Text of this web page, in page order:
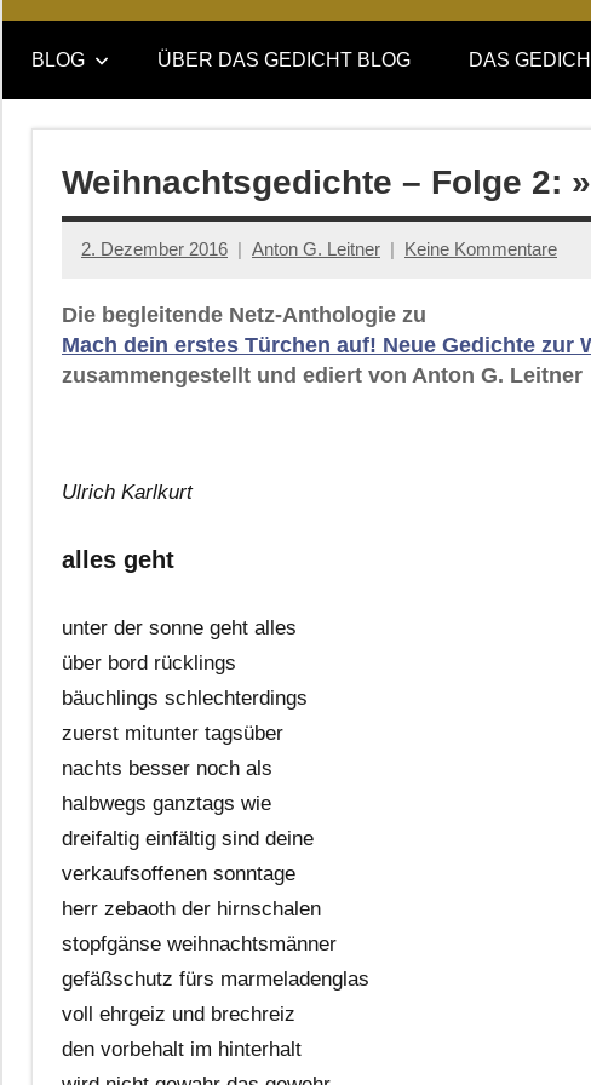
DAS
GEDICHT
blog
DAS
GEDICHT.
Zeitschrift
BLOG ÜBER DAS GEDICHT BLOG DAS
Weihnachtsgedichte – Folge 2:
2. Dezember 2016 Anton G. Leitner Keine Kommentare
Die begleitende Netz-Anthologie zu
Mach dein erstes Türchen auf! Neue Gedichte zur
zusammengestellt und ediert von Anton G. Leitner
Ulrich Karlkurt
alles geht
unter der sonne geht alles
über bord rücklings
bäuchlings schlechterdings
zuerst mitunter tagsüber
nachts besser noch als
halbwegs ganztags wie
dreifaltig einfältig sind deine
verkaufsoffenen sonntage
herr zebaoth der hirnschalen
stopfgänse weihnachtsmänner
gefäßschutz fürs marmeladenglas
voll ehrgeiz und brechreiz
den vorbehalt im hinterhalt